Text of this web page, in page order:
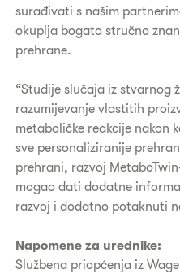
surađivati s našim
okuplja bogato stručno
prehrane.
“Studije slučaja iz stvarnog
razumijevanje vlastitih
metaboličke reakcije nakon
sve personaliziranije
prehrani, razvoj
mogao dati dodatne
razvoj i dodatno potaknuti
Napomene za urednike:
Službena priopćenja iz